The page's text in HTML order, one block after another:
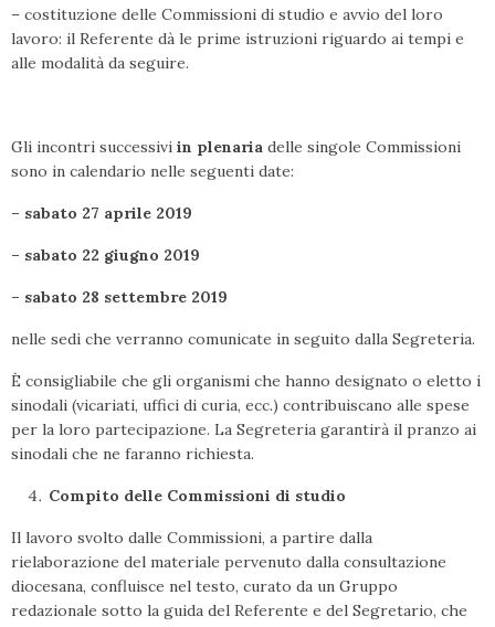
– costituzione delle Commissioni di studio e avvio del loro
lavoro: il Referente dà le prime istruzioni riguardo ai tempi e
alle modalità da seguire.
Gli incontri successivi in plenaria delle singole Commissioni
sono in calendario nelle seguenti date:
– sabato 27 aprile 2019
– sabato 22 giugno 2019
– sabato 28 settembre 2019
nelle sedi che verranno comunicate in seguito dalla Segreteria.
È consigliabile che gli organismi che hanno designato o eletto i
sinodali (vicariati, uffici di curia, ecc.) contribuiscano alle spese
per la loro partecipazione. La Segreteria garantirà il pranzo ai
sinodali che ne faranno richiesta.
Compito delle Commissioni di studio
Il lavoro svolto dalle Commissioni, a partire dalla
rielaborazione del materiale pervenuto dalla consultazione
diocesana, confluisce nel testo, curato da un Gruppo
redazionale sotto la guida del Referente e del Segretario, che